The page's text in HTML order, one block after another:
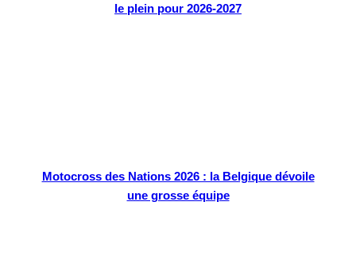
le plein pour 2026-2027
Motocross des Nations 2026 : la Belgique dévoile
une grosse équipe